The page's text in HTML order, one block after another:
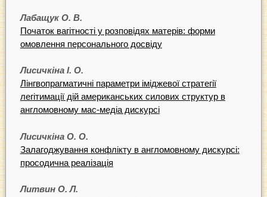
Лабащук О. В.
Початок вагітності у розповідях матерів: форми
омовлення персонального досвіду
Лисичкіна І. О.
Лінгвопрагматичні параметри іміджевої стратегії
легітимації дій американських силових структур в
англомовному мас-медіа дискурсі
Лисичкіна О. О.
Залагоджування конфлікту в англомовному дискурсі:
просодична реалізація
Литвин О. Л.